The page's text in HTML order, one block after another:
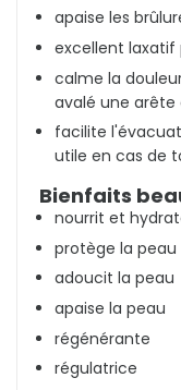
apaise les
excellent laxatif
calme la
avalé une arête
facilite
utile en cas de
Bienfaits
nourrit et
protège la peau
adoucit la peau
apaise la peau
régénérante
régulatrice